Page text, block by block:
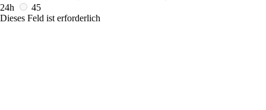
24h
45
Dieses Feld ist erforderlich